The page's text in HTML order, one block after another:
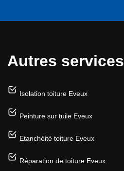
Autres services
Isolation toiture Eveux
Peinture sur tuile Eveux
Etanchéité toiture Eveux
Réparation de toiture Eveux